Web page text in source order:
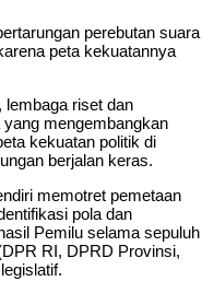
perebutan suara
peta kekuatannya
riset dan
yang mengembangkan
kekuatan politik di
berjalan keras.
memotret pemetaan
pola dan
Pemilu selama sepuluh
RI, DPRD Provinsi,